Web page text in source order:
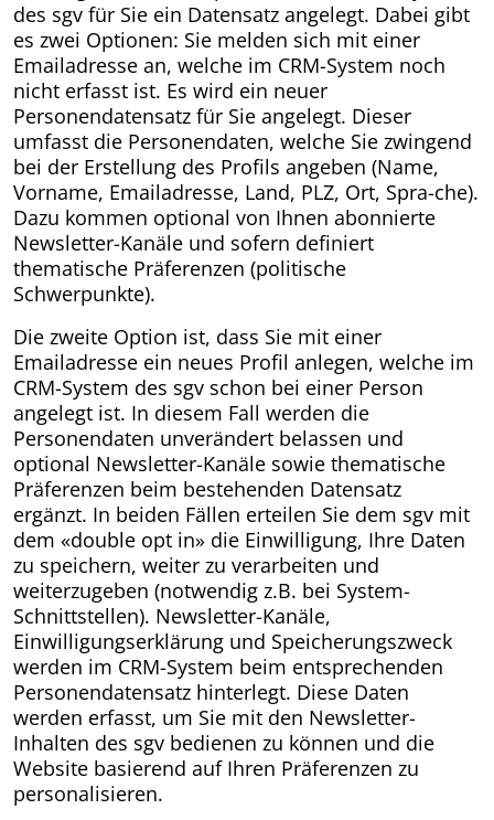
des sgv für Sie ein Datensatz angelegt. Dabei gibt
es zwei Optionen: Sie melden sich mit einer
Emailadresse an, welche im CRM-System noch
nicht erfasst ist. Es wird ein neuer
Personendatensatz für Sie angelegt. Dieser
umfasst die Personendaten, welche Sie zwingend
bei der Erstellung des Profils angeben (Name,
Vorname, Emailadresse, Land, PLZ, Ort, Spra-che).
Dazu kommen optional von Ihnen abonnierte
Newsletter-Kanäle und sofern definiert
thematische Präferenzen (politische
Schwerpunkte).
Die zweite Option ist, dass Sie mit einer
Emailadresse ein neues Profil anlegen, welche im
CRM-System des sgv schon bei einer Person
angelegt ist. In diesem Fall werden die
Personendaten unverändert belassen und
optional Newsletter-Kanäle sowie thematische
Präferenzen beim bestehenden Datensatz
ergänzt. In beiden Fällen erteilen Sie dem sgv mit
dem «double opt in» die Einwilligung, Ihre Daten
zu speichern, weiter zu verarbeiten und
weiterzugeben (notwendig z.B. bei System-
Schnittstellen). Newsletter-Kanäle,
Einwilligungserklärung und Speicherungszweck
werden im CRM-System beim entsprechenden
Personendatensatz hinterlegt. Diese Daten
werden erfasst, um Sie mit den Newsletter-
Inhalten des sgv bedienen zu können und die
Website basierend auf Ihren Präferenzen zu
personalisieren.